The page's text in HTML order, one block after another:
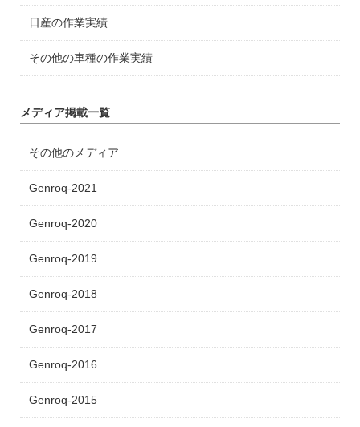
日産の作業実績
その他の車種の作業実績
メディア掲載一覧
その他のメディア
Genroq-2021
Genroq-2020
Genroq-2019
Genroq-2018
Genroq-2017
Genroq-2016
Genroq-2015